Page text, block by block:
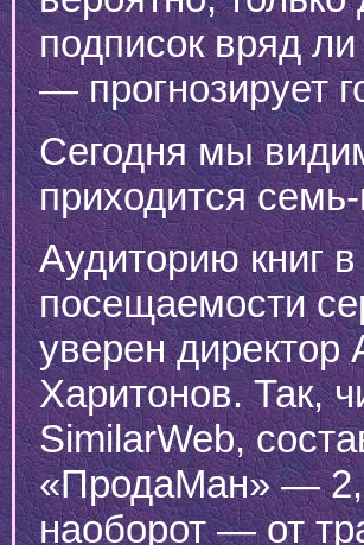
подписок вряд
— прогнозирует
Сегодня мы
приходится
Аудиторию книг
посещаемости
уверен директор
Харитонов. Так,
SimilarWeb,
«ПродаМан» —
наоборот — от